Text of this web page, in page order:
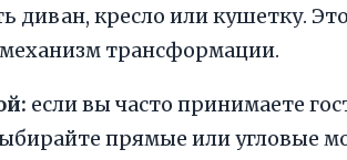
диван, кресло или кушетку.
трансформации.
если вы часто принимаете
прямые или угловые